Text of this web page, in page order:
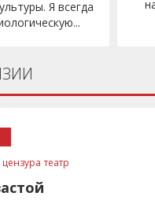
Я всегда
цензура театр